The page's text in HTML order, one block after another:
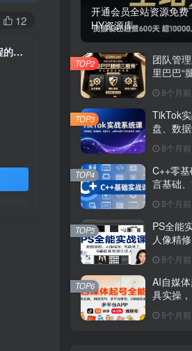
12
抖音电商带货，0粉0作品自然流起号，热销20多万人的抖音课程的经验分享
开通会员全站资源免
HY资源库
团队管
里巴巴“
8个月前
TOP2
TikTok
盘、数
（更新）
8个月前
TOP3
C++零
言基础
薪15K+岗
8个月前
TOP4
PS全能
人像精
8个月前
TOP5
AI自媒
具实操
8个月前
TOP6